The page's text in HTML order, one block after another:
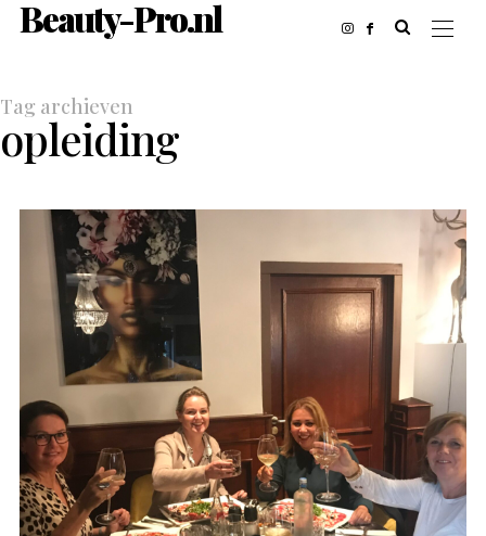
Beauty-Pro.nl
Tag archieven
opleiding